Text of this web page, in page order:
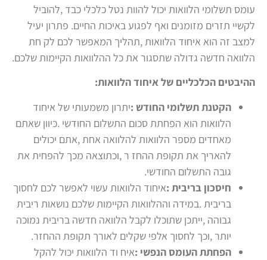
עומס תשלומי הלוואות יכול להוות נטל כלכלי כבד ,להוביל
לקשיי תזרים מזומנים ואף לפגוע באיכות החיים. פתרון יעיל
למצב זה הוא איחוד הלוואות ,תהליך המאפשר לכם לק חת
הלוואה חדשה גדולה שתסגור את כל ההלוואות הקיימות שלכם.
ההיבטים הכלכליים של איחוד הלוואות:
הקטנת תשלומי החודש :יתרון משמעותי של איחוד
הלוואות הוא הפחתת סכום התשלום החודשי .כיוון שאתם
מאחדים מספר הלוואות להלוואה אחת ,אתם יכולים
להאריך את תקופת ההחז ר ,וכתוצאה מכך להפחית את
גובה התשלום החודשי.
חיסכון בריבית :איחוד הלוואות עשוי לאפשר לכם לחסוך
בריבית .במידה וההלוואות הקיימות שלכם נושאות ריבית
גבוהה ,ייתכן שתוכלו לקבל הלוואה חדשה בריבית נמוכה
יותר ,וכך לחסוך אלפי שקלים לאורך תקופת ההחזר.
הפחתת העומס הנפשי :איח וד הלוואות יכול להקל